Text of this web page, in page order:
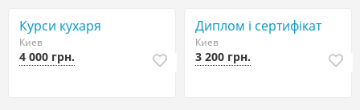
Курси кухаря
Киев
4 000 грн.
Диплом і сертифікат
Киев
3 200 грн.